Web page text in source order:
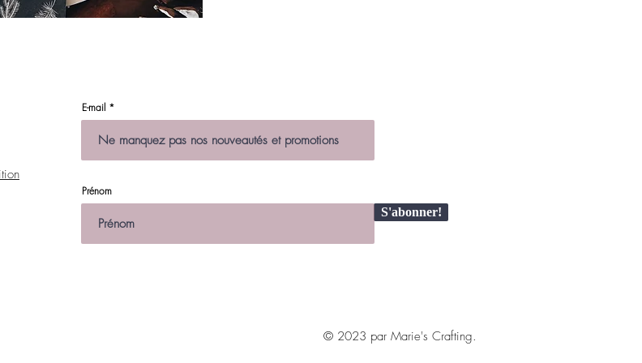
E-mail
S'abonner!
Prénom
© 2023 par Marie's Crafting.